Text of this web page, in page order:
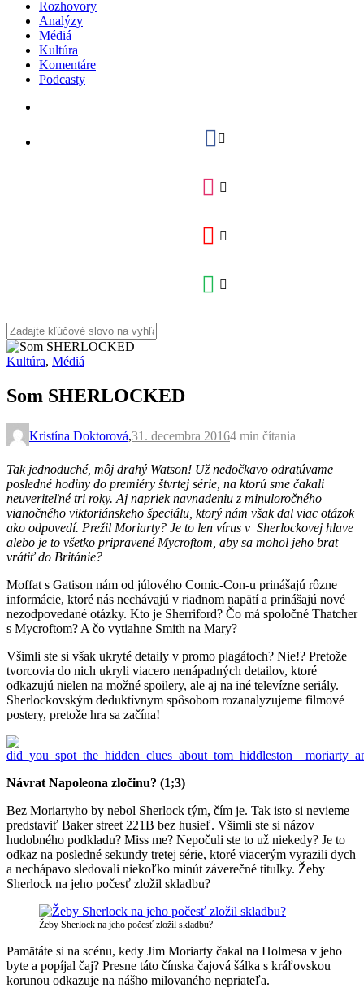
Rozhovory
Analýzy
Médiá
Kultúra
Komentáre
Podcasty
Kultúra, Médiá
Som SHERLOCKED
Kristína Doktorová,31. decembra 20164 min čítania
Tak jednoduché, môj drahý Watson! Už nedočkavo odratúvame
posledné hodiny do premiéry štvrtej série, na ktorú sme čakali
neuveriteľné tri roky. Aj napriek navnadeniu z minuloročného
vianočného viktoriánskeho špeciálu, ktorý nám však dal viac otázok
ako odpovedí. Prežil Moriarty? Je to len vírus v Sherlockovej hlave
alebo je to všetko pripravené Mycroftom, aby sa mohol jeho brat
vrátiť do Británie?
Moffat s Gatison nám od júlového Comic-Con-u prinášajú rôzne
informácie, ktoré nás nechávajú v riadnom napätí a prinášajú nové
nezodpovedané otázky. Kto je Sherriford? Čo má spoločné Thatcher
s Mycroftom? A čo vytiahne Smith na Mary?
Všimli ste si však ukryté detaily v promo plagátoch? Nie!? Pretože
tvorcovia do nich ukryli viacero nenápadných detailov, ktoré
odkazujú nielen na možné spoilery, ale aj na iné televízne seriály.
Sherlockovským deduktívnym spôsobom rozanalyzujeme filmové
postery, pretože hra sa začína!
Návrat Napoleona zločinu? (1;3)
Bez Moriartyho by nebol Sherlock tým, čím je. Tak isto si nevieme
predstaviť Baker street 221B bez husieľ. Všimli ste si názov
hudobného podkladu? Miss me? Nepočuli ste to už niekedy? Je to
odkaz na posledné sekundy tretej série, ktoré viacerým vyrazili dych
a nechápavo sledovali niekoľko minút záverečné titulky. Žeby
Sherlock na jeho počesť zložil skladbu?
Žeby Sherlock na jeho počesť zložil skladbu?
Pamätáte si na scénu, kedy Jim Moriarty čakal na Holmesa v jeho
byte a popíjal čaj? Presne táto čínska čajová šálka s kráľovskou
korunou odkazuje na nášho milovaného nepriateľa.